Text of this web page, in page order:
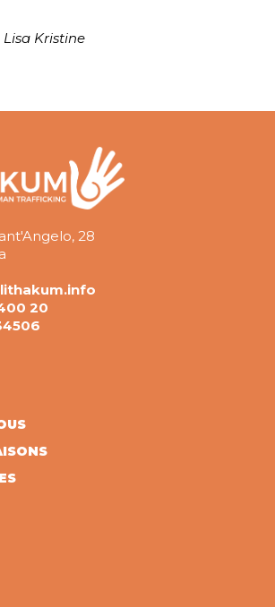
Lisa Kristine
28
20